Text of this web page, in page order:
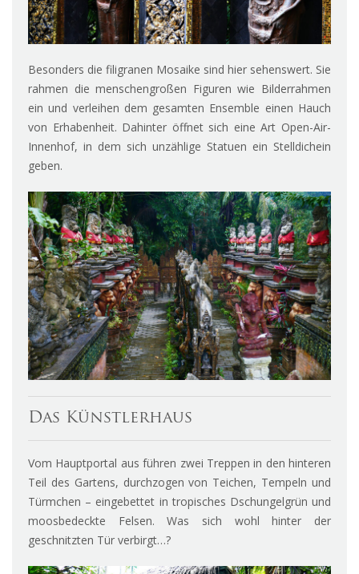
Besonders die filigranen Mosaike sind hier sehenswert. Sie
rahmen die menschengroßen Figuren wie Bilderrahmen
ein und verleihen dem gesamten Ensemble einen Hauch
von Erhabenheit. Dahinter öffnet sich eine Art Open-Air-
Innenhof, in dem sich unzählige Statuen ein Stelldichein
geben.
Das Künstlerhaus
Vom Hauptportal aus führen zwei Treppen in den hinteren
Teil des Gartens, durchzogen von Teichen, Tempeln und
Türmchen – eingebettet in tropisches Dschungelgrün und
moosbedeckte Felsen. Was sich wohl hinter der
geschnitzten Tür verbirgt…?